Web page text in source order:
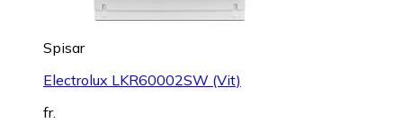
Spisar
Electrolux LKR60002SW (Vit)
fr.